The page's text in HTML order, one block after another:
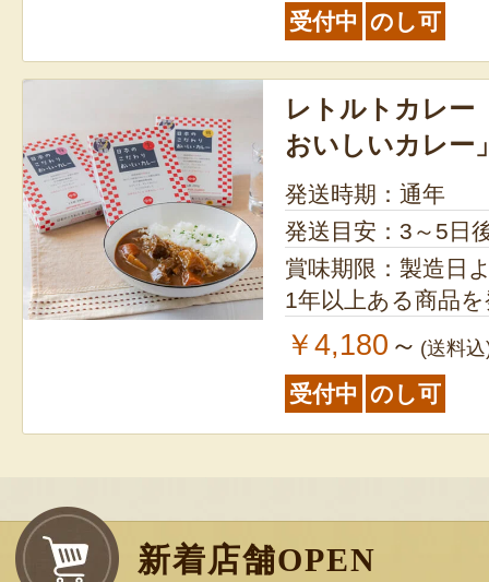
受付中 のし可
レトルトカレー
おいしいカレー
発送時期：通年
発送目安：3～5日
賞味期限：製造日より2年 ※
1年以上ある商品
￥4,180 ～ (送料
受付中 のし可
新着店舗OPEN